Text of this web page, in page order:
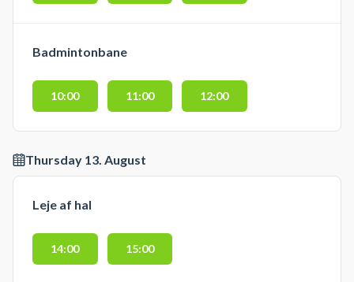
Badmintonbane
10:00 11:00 12:00
Thursday 13. August
Leje af hal
14:00 15:00